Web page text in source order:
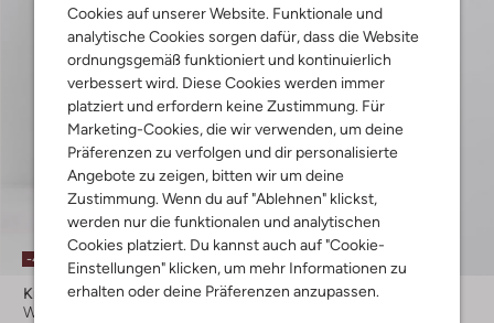
Cookies auf unserer Website. Funktionale und
analytische Cookies sorgen dafür, dass die Website
ordnungsgemäß funktioniert und kontinuierlich
verbessert wird. Diese Cookies werden immer
platziert und erfordern keine Zustimmung. Für
Marketing-Cookies, die wir verwenden, um deine
Präferenzen zu verfolgen und dir personalisierte
Angebote zu zeigen, bitten wir um deine
Zustimmung. Wenn du auf "Ablehnen" klickst,
werden nur die funktionalen und analytischen
Cookies platziert. Du kannst auch auf "Cookie-
Einstellungen" klicken, um mehr Informationen zu
erhalten oder deine Präferenzen anzupassen.
-40%
Knit-Ted
Wide jeans
-30%
Knit-Ted